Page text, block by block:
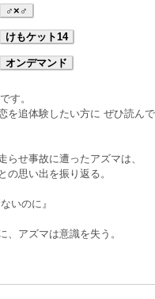
♂×♂
けもケット14
オンデマンド
す。
を追体験したい方に ぜひ読んで
らせ事故に遭ったアズマは、
の思い出を振り返る。
いのに』
、アズマは意識を失う。